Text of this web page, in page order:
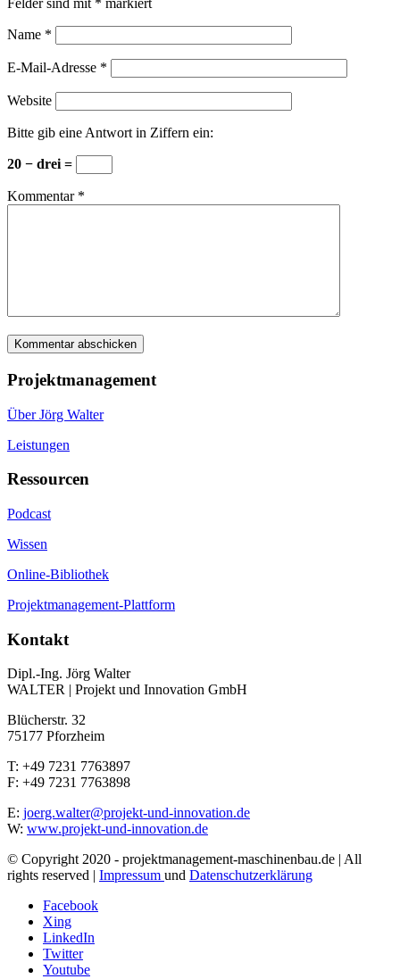
Felder sind mit * markiert
Name *
E-Mail-Adresse *
Website
Bitte gib eine Antwort in Ziffern ein:
20 − drei =
Kommentar *
Projektmanagement
Über Jörg Walter
Leistungen
Ressourcen
Podcast
Wissen
Online-Bibliothek
Projektmanagement-Plattform
Kontakt
Dipl.-Ing. Jörg Walter
WALTER | Projekt und Innovation GmbH
Blücherstr. 32
75177 Pforzheim
T: +49 7231 7763897
F: +49 7231 7763898
E: joerg.walter@projekt-und-innovation.de
W: www.projekt-und-innovation.de
© Copyright 2020 - projektmanagement-maschinenbau.de | All
rights reserved | Impressum und Datenschutzerklärung
Facebook
Xing
LinkedIn
Twitter
Youtube